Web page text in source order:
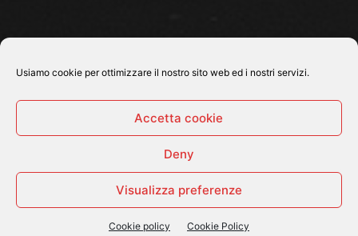
Usiamo cookie per ottimizzare il nostro sito web ed i nostri servizi.
Accetta cookie
Deny
Visualizza preferenze
Cookie policy Cookie Policy
© 2026 Tutti i diritti riservati - Italia Notizie .online |
Cronaca Economia
Cultura e Spettacoli ItaliaNotizie Tv